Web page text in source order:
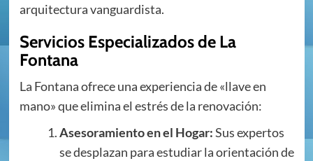
arquitectura vanguardista.
Servicios Especializados de La
Fontana
La Fontana ofrece una experiencia de «llave en
mano» que elimina el estrés de la renovación:
Asesoramiento en el Hogar:Sus expertos
se desplazan para estudiar la orientación de